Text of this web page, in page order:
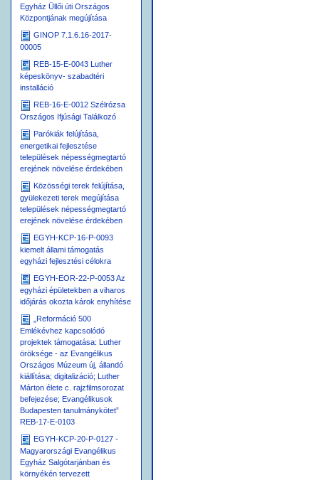
Egyház Üllői úti Országos
Központjának megújítása
GINOP 7.1.6.16-2017-
00005
REB-15-E-0043 Luther
képeskönyv- szabadtéri
installáció
REB-16-E-0012 Szélrózsa
Országos Ifjúsági Találkozó
Parókiák felújítása,
energetikai fejlesztése
települések népességmegtartó
erejének növelése érdekében
Közösségi terek felújítása,
gyülekezeti terek megújítása
települések népességmegtartó
erejének növelése érdekében
EGYH-KCP-16-P-0093
kiemelt állami támogatás
egyházi fejlesztési célokra
EGYH-EOR-22-P-0053 Az
egyházi épületekben a viharos
időjárás okozta károk enyhítése
„Reformáció 500
Emlékévhez kapcsolódó
projektek támogatása: Luther
öröksége - az Evangélikus
Országos Múzeum új, állandó
kiállítása; digitalizáció; Luther
Márton élete c. rajzfilmsorozat
befejezése; Evangélikusok
Budapesten tanulmánykötet”
REB-17-E-0103
EGYH-KCP-20-P-0127 -
Magyarországi Evangélikus
Egyház Salgótarjánban és
környékén tervezett